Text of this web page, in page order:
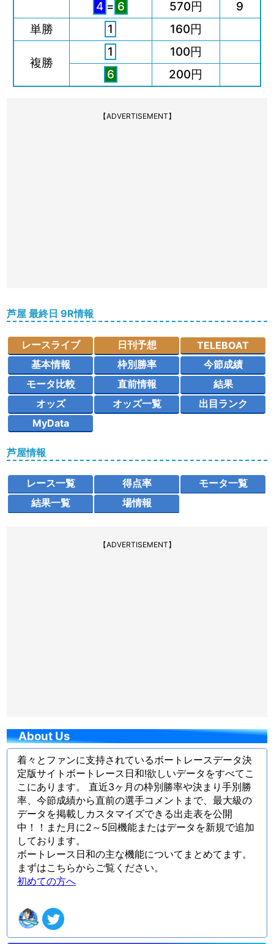
4 = 6 570円
9
単勝
1 160円
複勝
1
100円
6
200円
【ADVERTISEMENT】
芦屋 最終日 9R情報
レースライブ 日刊予想
TELEBOAT
基本情報
枠別勝率
今節成績
モータ比較
直前情報
結果
オッズ
オッズ一覧
出目ランク
MyData
芦屋情報
レース一覧 得点率
モータ一覧
結果一覧
場情報
【ADVERTISEMENT】
About Us
着々とファンに支持されているボートレースデータ決
定版サイトボートレース日和!欲しいデータをすべてこ
こにあります。 直近3ヶ月の枠別勝率や決まり手別勝
率、今節成績から直前の選手コメントまで、最大級の
データを掲載しカスタマイズできる出走表を公開
中！！また月に2～5回機能またはデータを新規で追加
しております。
ボートレース日和の主な機能についてまとめてます。
まずはこちらからご覧ください。
初めての方へ